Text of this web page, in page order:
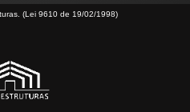
(Lei 9610 de 19/02/1998)